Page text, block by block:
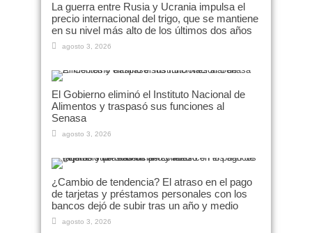
La guerra entre Rusia y Ucrania impulsa el
precio internacional del trigo, que se mantiene
en su nivel más alto de los últimos dos años
agosto 3, 2026
El Gobierno eliminó el Instituto Nacional de
Alimentos y traspasó sus funciones al
Senasa
agosto 3, 2026
¿Cambio de tendencia? El atraso en el pago
de tarjetas y préstamos personales con los
bancos dejó de subir tras un año y medio
agosto 3, 2026